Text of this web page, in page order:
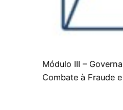
Módulo III –
Combate à Fraude